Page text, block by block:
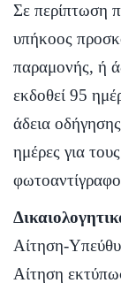
Σε περίπτωση
υπήκοος
παραμονής, ή
εκδοθεί 95
άδεια
ημέρες για
Αίτηση-
Αίτηση